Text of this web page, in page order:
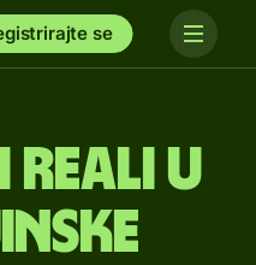
se
reali u